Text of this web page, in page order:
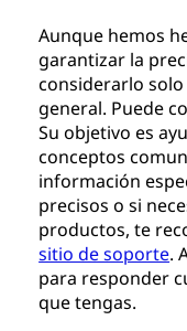
Aunque hemos
garantizar la
considerarlo
general. Puede
Su objetivo es
conceptos
información
precisos o si
productos, te
sitio de soporte.
para responder
que tengas.